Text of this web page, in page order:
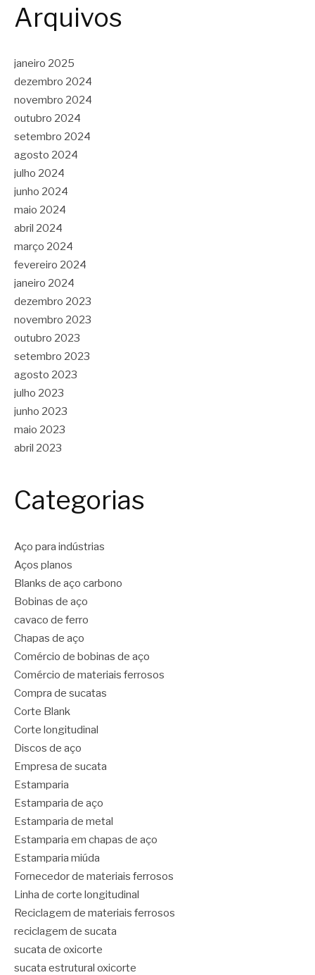
Arquivos
janeiro 2025
dezembro 2024
novembro 2024
outubro 2024
setembro 2024
agosto 2024
julho 2024
junho 2024
maio 2024
abril 2024
março 2024
fevereiro 2024
janeiro 2024
dezembro 2023
novembro 2023
outubro 2023
setembro 2023
agosto 2023
julho 2023
junho 2023
maio 2023
abril 2023
Categorias
Aço para indústrias
Aços planos
Blanks de aço carbono
Bobinas de aço
cavaco de ferro
Chapas de aço
Comércio de bobinas de aço
Comércio de materiais ferrosos
Compra de sucatas
Corte Blank
Corte longitudinal
Discos de aço
Empresa de sucata
Estamparia
Estamparia de aço
Estamparia de metal
Estamparia em chapas de aço
Estamparia miúda
Fornecedor de materiais ferrosos
Linha de corte longitudinal
Reciclagem de materiais ferrosos
reciclagem de sucata
sucata de oxicorte
sucata estrutural oxicorte